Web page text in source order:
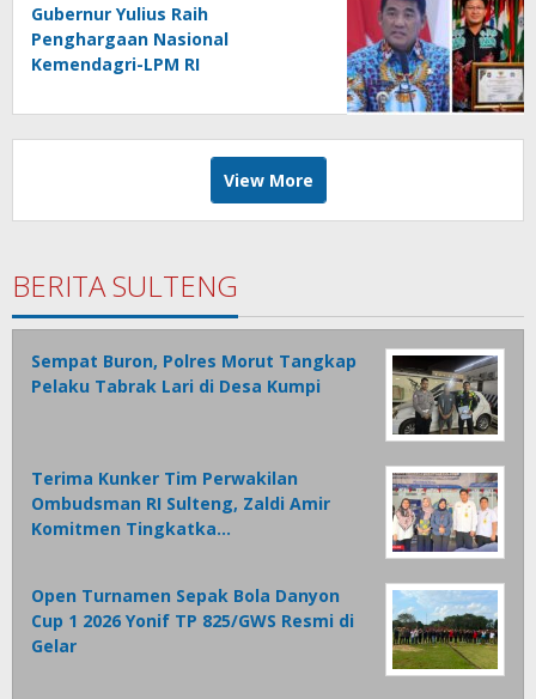
Gubernur Yulius Raih
Penghargaan Nasional
Kemendagri-LPM RI
View More
BERITA SULTENG
Sempat Buron, Polres Morut Tangkap
Pelaku Tabrak Lari di Desa Kumpi
Terima Kunker Tim Perwakilan
Ombudsman RI Sulteng, Zaldi Amir
Komitmen Tingkatka…
Open Turnamen Sepak Bola Danyon
Cup 1 2026 Yonif TP 825/GWS Resmi di
Gelar